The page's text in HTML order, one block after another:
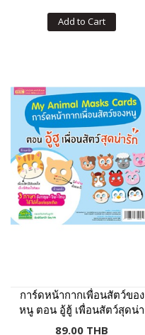
Add to Cart
การ์ดหน้ากากเพื่อนสัตว์ของ
หนู ตอน อู้ฮู้ เพื่อนสัตว์สุดน่า
รัก
89.00 THB